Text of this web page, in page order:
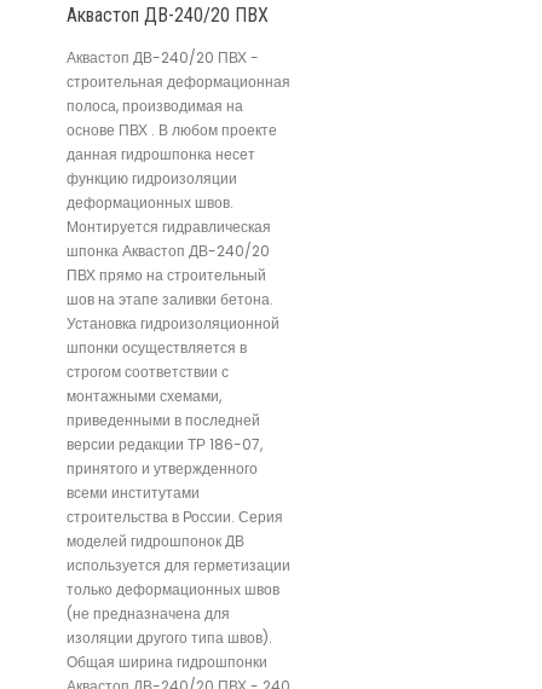
Аквастоп ДВ-240/20 ПВХ
Аквастоп ДВ-240/20 ПВХ -
строительная деформационная
полоса, производимая на
основе ПВХ . В любом проекте
данная гидрошпонка несет
функцию гидроизоляции
деформационных швов.
Монтируется гидравлическая
шпонка Аквастоп ДВ-240/20
ПВХ прямо на строительный
шов на этапе заливки бетона.
Установка гидроизоляционной
шпонки осуществляется в
строгом соответствии с
монтажными схемами,
приведенными в последней
версии редакции ТР 186-07,
принятого и утвержденного
всеми институтами
строительства в России. Серия
моделей гидрошпонок ДВ
используется для герметизации
только деформационных швов
(не предназначена для
изоляции другого типа швов).
Общая ширина гидрошпонки